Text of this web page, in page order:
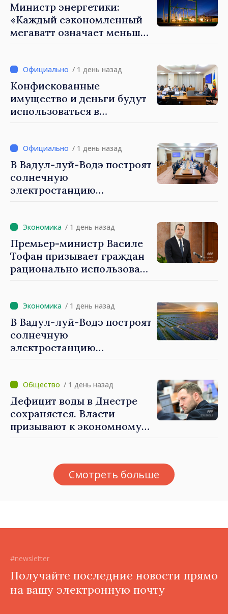
Министр энергетики:
«Каждый сэкономленный
мегаватт означает меньше
/ 1 день назад
Конфискованные
имущество и деньги будут
использоваться в
/ 1 день назад
В Вадул-луй-Водэ построят
солнечную
электростанцию
МВт·ч
/ 1 день назад
Премьер-министр Василе
Тофан призывает граждан
рационально использовать
должны экономить»
/ 1 день назад
В Вадул-луй-Водэ построят
солнечную
электростанцию
/ 1 день назад
Дефицит воды в Днестре
сохраняется. Власти
призывают к экономному
Смотреть больше
#newsletter
Получайте последние новости прямо
на вашу электронную почту